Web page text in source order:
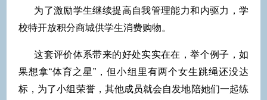
为了激励学生继续提高自我管理能力和内驱力，学
校特开放积分商城供学生消费购物。
这套评价体系带来的好处实实在在，举个例子，如
果想拿“体育之星”，但小组里有两个女生跳绳还没达
标，为了小组荣誉，其他成员就会自发地陪她们一起练